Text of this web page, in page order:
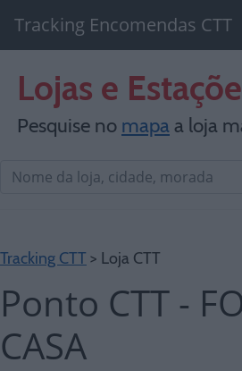
Tracking Encomendas CTT
Lojas e
Pesquise no mapaa loja
Tracking CTT > Loja CTT
Ponto CTT -
CASA